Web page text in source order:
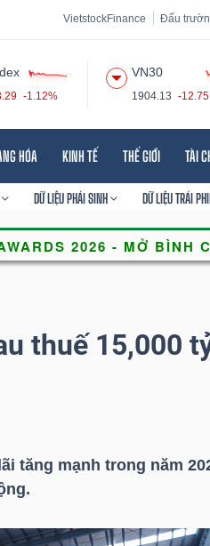
VietstockFinance Đấu
-1.12%
VN30
1904.13 -12.75
HÓA KINH TẾ THẾ GIỚI TÀI
DỮ LIỆU PHÁI SINH DỮ LIỆU TRÁI
thuế 15,000
tăng mạnh trong năm